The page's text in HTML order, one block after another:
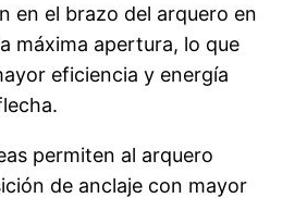
en el brazo del arquero en
máxima apertura, lo que
eficiencia y energía
permiten al arquero
de anclaje con mayor